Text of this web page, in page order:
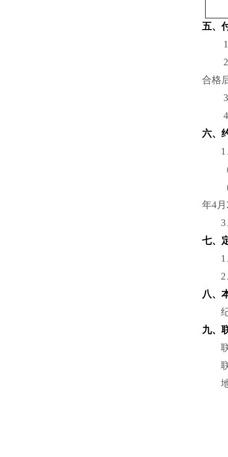
五、
合格
六、
年4月
七、
八、
九、